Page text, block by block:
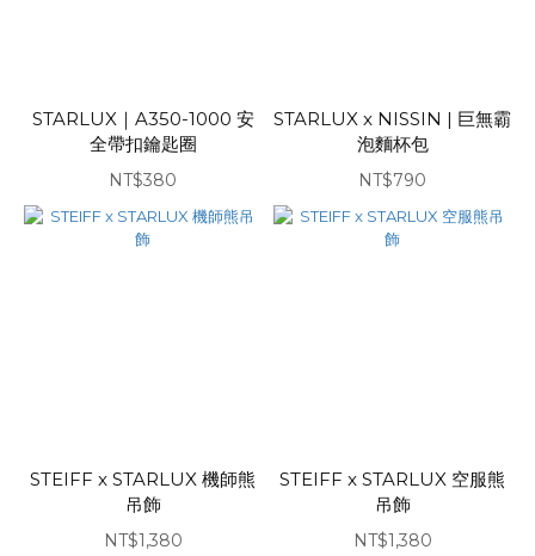
STARLUX｜A350-1000 安
全帶扣鑰匙圈
NT$380
STARLUX x NISSIN | 巨無霸
泡麵杯包
NT$790
STEIFF x STARLUX 機師熊
吊飾
NT$1,380
STEIFF x STARLUX 空服熊
吊飾
NT$1,380